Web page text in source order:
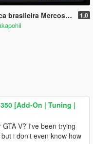
Mercosul (Brazilian License Plate) 1.0
[Add-On | Tuning |
V? I've been trying
i don't even know how